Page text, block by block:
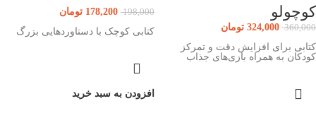
کوچولو
360,000
324,000 تومان
کتابی برای افزایش دقت و تمرکز
کودکان به همراه بازی‌های جذاب
198,000
178,200 تومان
کتابی کوچک با دستاوردهایی بزرگ
افزودن به سبد خرید